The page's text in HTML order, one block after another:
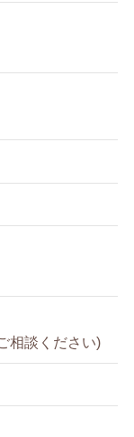
相談ください)